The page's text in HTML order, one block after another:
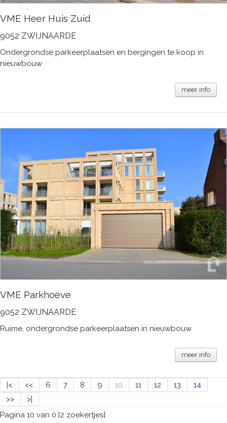
VME Heer Huis Zuid
9052 ZWIJNAARDE
Ondergrondse parkeerplaatsen en bergingen te koop in
nieuwbouw
meer info
VME Parkhoeve
9052 ZWIJNAARDE
Ruime, ondergrondse parkeerplaatsen in nieuwbouw
meer info
|< << 6 7 8 9 10 11 12 13
14
>>
>|
Pagina 10 van 0 [2 zoekertjes]